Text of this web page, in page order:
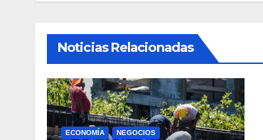
Noticias Relacionadas
ECONOMÍA NEGOCIOS